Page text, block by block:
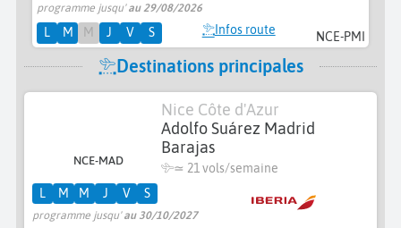
NCE-PMI
programme jusqu'au 29/08/2026
L M M J V S Infos route
Destinations principales
NCE-MAD
Nice Côte d'Azur
Adolfo Suárez Madrid
Barajas
≃ 21 vols/semaine
programme jusqu'au 30/10/2027
L M M J V S